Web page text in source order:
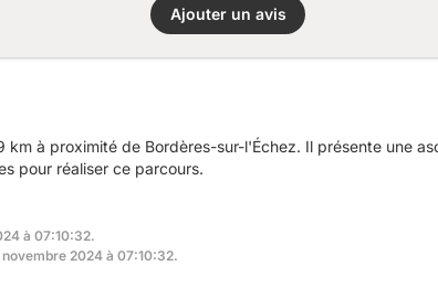
Ajouter un avis
à proximité de Bordères-sur-l'Échez. Il présente une
pour réaliser ce parcours.
à 07:10:32.
2024 à 07:10:32.